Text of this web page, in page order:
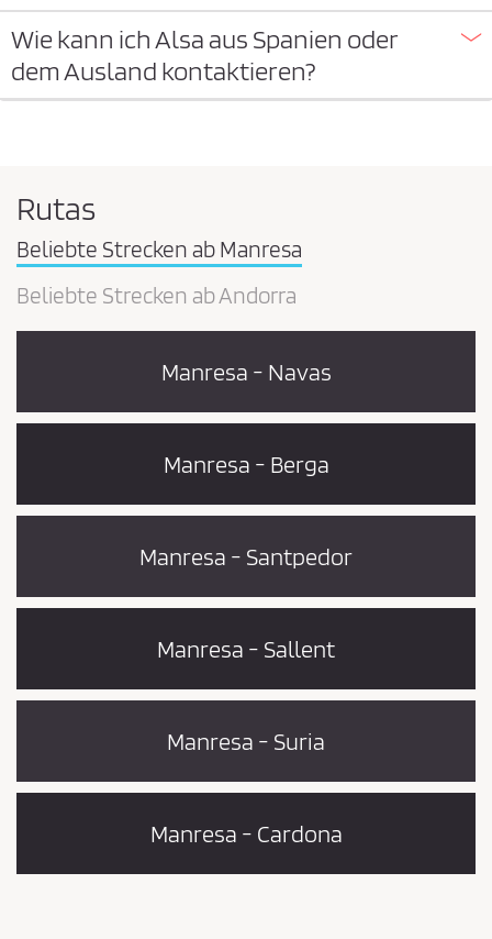
Wie kann ich Alsa aus Spanien oder
dem Ausland kontaktieren?
Rutas
Beliebte Strecken ab Manresa
Beliebte Strecken ab Andorra
Manresa - Navas
Manresa - Berga
Manresa - Santpedor
Manresa - Sallent
Manresa - Suria
Manresa - Cardona